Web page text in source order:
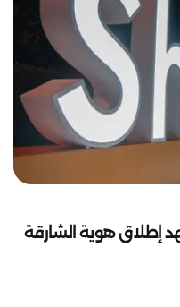
إطلاق هوية الشارقة